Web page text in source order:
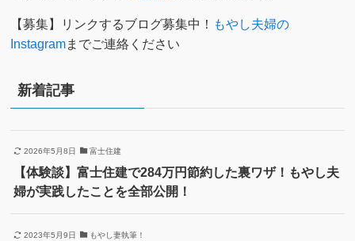
【募集】リンクするブログ募集中！ もやし夫婦の
Instagramまでご連絡ください
新着記事
2026年5月8日 富士住建
【体験談】富士住建で284万円節約した裏ワザ！もやし夫
婦が実践したことを全部公開！
2023年5月9日 もやし妻執筆！